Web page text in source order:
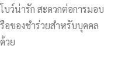
ว์น่ารัก สะดวกต่อการมอบ
ของชำร่วยสำหรับบุคคล
วย